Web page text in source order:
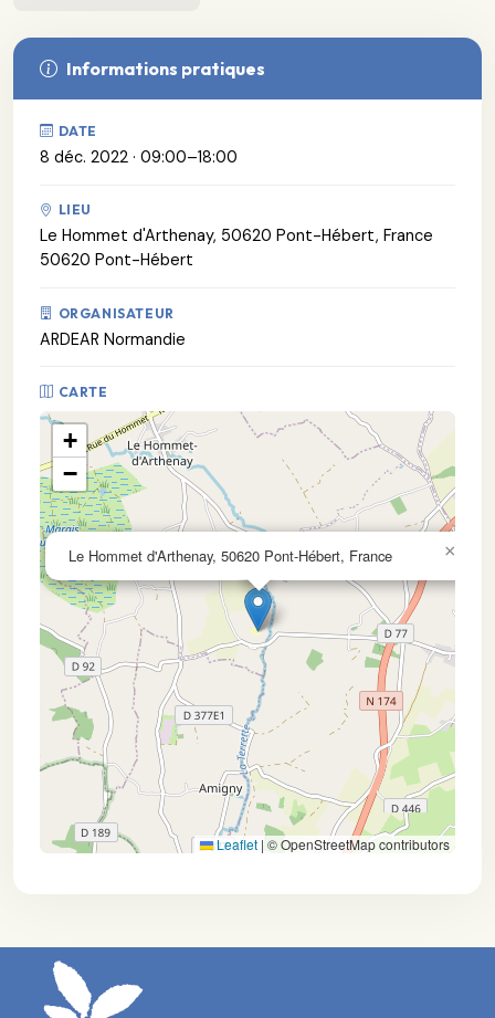
Informations pratiques
DATE
8 déc. 2022 · 09:00–18:00
LIEU
Le Hommet d'Arthenay, 50620 Pont-Hébert, France
50620 Pont-Hébert
ORGANISATEUR
ARDEAR Normandie
CARTE
Le Hommet d'Arthenay, 50620 Pont-Hébert, France ×
+
−
Leaflet | © OpenStreetMap contributors